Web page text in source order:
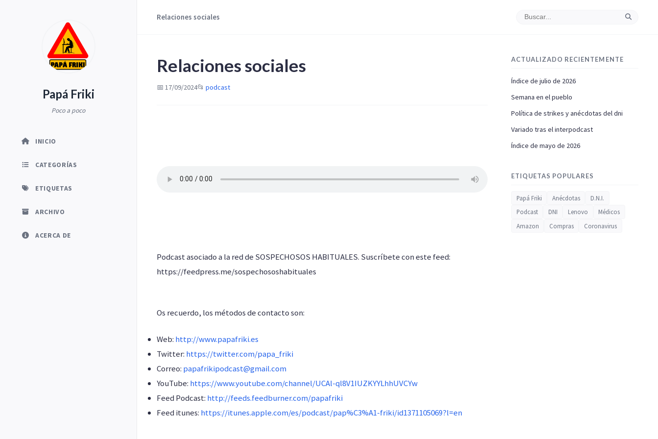
Papá Friki
Poco a poco
INICIO
CATEGORÍAS
ETIQUETAS
ARCHIVO
ACERCA DE
Relaciones sociales
Relaciones sociales
📅 17/09/2024📂 podcast
Podcast asociado a la red de SOSPECHOSOS HABITUALES. Suscríbete con este feed:
https://feedpress.me/sospechososhabituales
Os recuerdo, los métodos de contacto son:
Web: http://www.papafriki.es
Twitter: https://twitter.com/papa_friki
Correo: papafrikipodcast@gmail.com
YouTube: https://www.youtube.com/channel/UCAl-ql8V1IUZKYYLhhUVCYw
Feed Podcast: http://feeds.feedburner.com/papafriki
Feed itunes: https://itunes.apple.com/es/podcast/pap%C3%A1-friki/id1371105069?l=en
ACTUALIZADO RECIENTEMENTE
Índice de julio de 2026
Semana en el pueblo
Política de strikes y anécdotas del dni
Variado tras el interpodcast
Índice de mayo de 2026
ETIQUETAS POPULARES
Papá Friki Anécdotas
D.N.I.
Podcast
DNI Lenovo
Médicos
Amazon
Compras Coronavirus